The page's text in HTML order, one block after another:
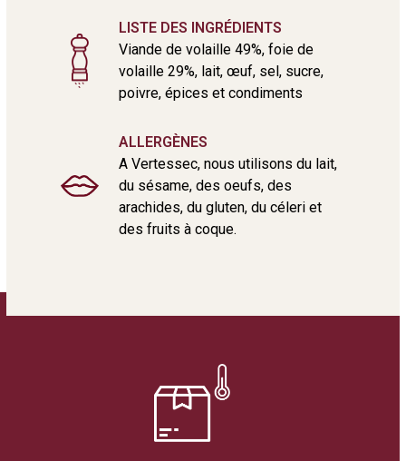
LISTE DES INGRÉDIENTS
Viande de volaille 49%, foie de
volaille 29%, lait, œuf, sel, sucre,
poivre, épices et condiments
ALLERGÈNES
A Vertessec, nous utilisons du lait,
du sésame, des oeufs, des
arachides, du gluten, du céleri et
des fruits à coque.